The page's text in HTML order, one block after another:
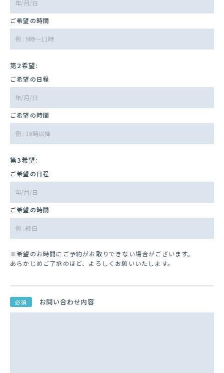
ご希望の時間
第2希望:
ご希望の日程
ご希望の時間
第3希望:
ご希望の日程
ご希望の時間
※希望のお時間にご予約がお取りできない場合がございます。
あらかじめご了承のほど、よろしくお願いいたします。
必須 お問い合わせ内容